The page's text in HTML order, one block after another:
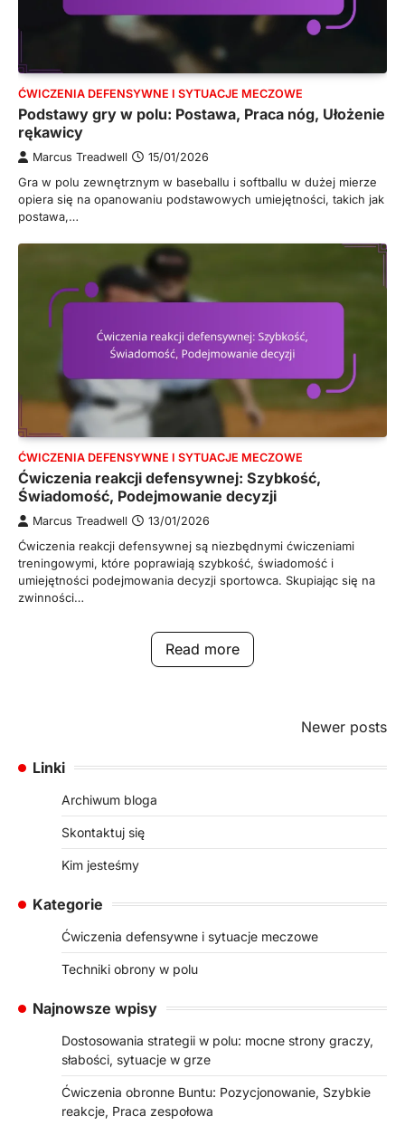
ĆWICZENIA DEFENSYWNE I SYTUACJE MECZOWE
Podstawy gry w polu: Postawa, Praca nóg, Ułożenie
rękawicy
Marcus Treadwell 15/01/2026
Gra w polu zewnętrznym w baseballu i softballu w dużej mierze
opiera się na opanowaniu podstawowych umiejętności, takich jak
postawa,…
ĆWICZENIA DEFENSYWNE I SYTUACJE MECZOWE
Ćwiczenia reakcji defensywnej: Szybkość,
Świadomość, Podejmowanie decyzji
Marcus Treadwell 13/01/2026
Ćwiczenia reakcji defensywnej są niezbędnymi ćwiczeniami
treningowymi, które poprawiają szybkość, świadomość i
umiejętności podejmowania decyzji sportowca. Skupiając się na
zwinności…
Read more
navigation
Newer posts
Linki
Archiwum bloga
Skontaktuj się
Kim jesteśmy
Kategorie
Ćwiczenia defensywne i sytuacje meczowe
Techniki obrony w polu
Najnowsze wpisy
Dostosowania strategii w polu: mocne strony graczy,
słabości, sytuacje w grze
Ćwiczenia obronne Buntu: Pozycjonowanie, Szybkie
reakcje, Praca zespołowa